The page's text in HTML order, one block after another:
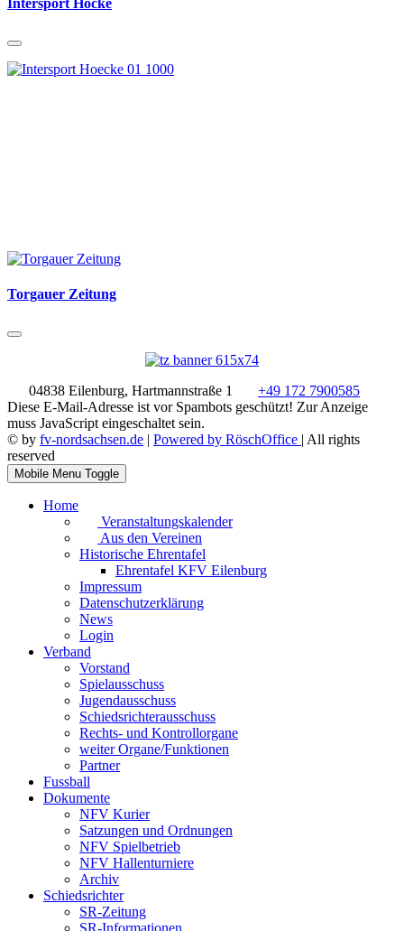
Torgauer Zeitung
04838 Eilenburg, Hartmannstraße 1
+49 172 7900585
Diese E-Mail-Adresse ist vor Spambots geschützt! Zur Anzeige
muss JavaScript eingeschaltet sein.
© by fv-nordsachsen.de Powered by RöschOffice | All rights
reserved
Mobile Menu Toggle
Home
Veranstaltungskalender
Aus den Vereinen
Historische Ehrentafel
Ehrentafel KFV Eilenburg
Impressum
Datenschutzerklärung
News
Login
Verband
Vorstand
Spielausschuss
Jugendausschuss
Schiedsrichterausschuss
Rechts- und Kontrollorgane
weiter Organe/Funktionen
Partner
Fussball
Dokumente
NFV Kurier
Satzungen und Ordnungen
NFV Spielbetrieb
NFV Hallenturniere
Archiv
Schiedsrichter
SR-Zeitung